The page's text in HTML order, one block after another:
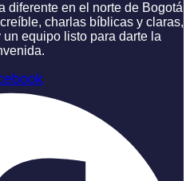
diferente en el norte de Bogotá
charlas bíblicas y claras,
equipo listo para darte la